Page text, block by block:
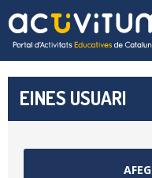
EINES USUARI